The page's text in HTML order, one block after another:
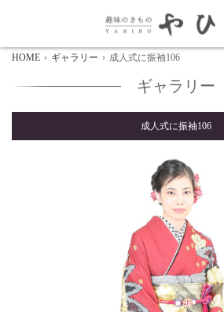
HOME ギャラリー 成人式に振袖106
ギャラリー
成人式に振袖106